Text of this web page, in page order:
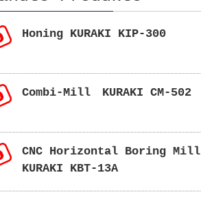
Honing KURAKI KIP-300
Combi-Mill KURAKI CM-502
CNC Horizontal Boring Mill
KURAKI KBT-13A